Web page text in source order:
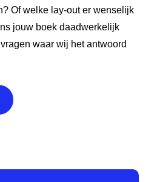
Of welke lay-out er wenselijk
jouw boek daadwerkelijk
waar wij het antwoord